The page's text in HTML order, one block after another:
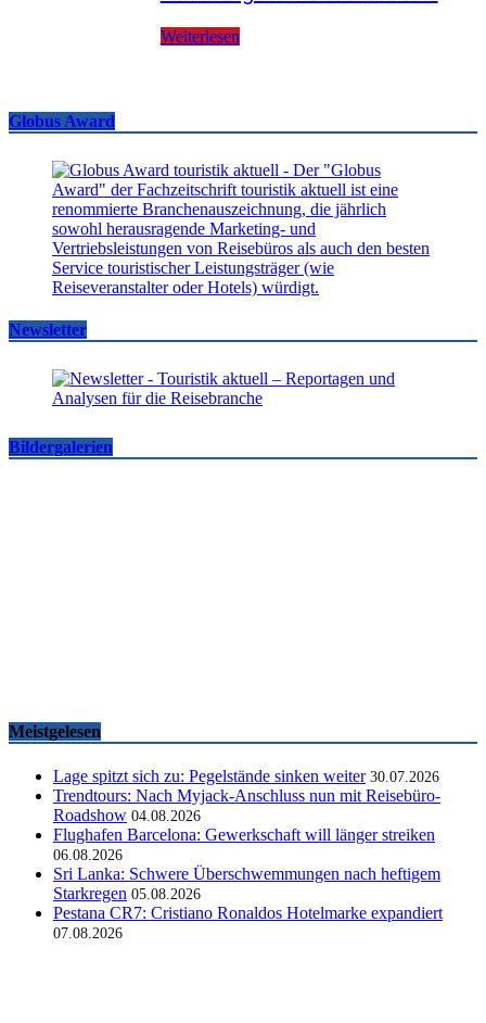
Weiterlesen
Globus Award
Newsletter
Bildergalerien
Meistgelesen
Lage spitzt sich zu: Pegelstände sinken weiter 30.07.2026
Trendtours: Nach Myjack-Anschluss nun mit Reisebüro-
Roadshow 04.08.2026
Flughafen Barcelona: Gewerkschaft will länger streiken
06.08.2026
Sri Lanka: Schwere Überschwemmungen nach heftigem
Starkregen 05.08.2026
Pestana CR7: Cristiano Ronaldos Hotelmarke expandiert
07.08.2026